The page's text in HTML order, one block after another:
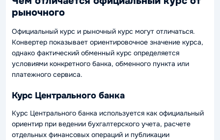
рыночного
Официальный курс и рыночный курс могут отличаться.
Конвертер показывает ориентировочное значение курса,
однако фактический обменный курс определяется
условиями конкретного банка, обменного пункта или
платежного сервиса.
Курс Центрального банка
Курс Центрального банка используется как официальный
ориентир при ведении бухгалтерского учета, расчете
отдельных финансовых операций и публикации